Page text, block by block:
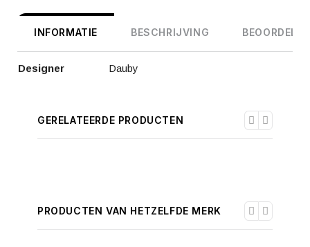
INFORMATIE BESCHRIJVING
Designer Dauby
GERELATEERDE PRODUCTEN
PRODUCTEN VAN HETZELFDE MERK